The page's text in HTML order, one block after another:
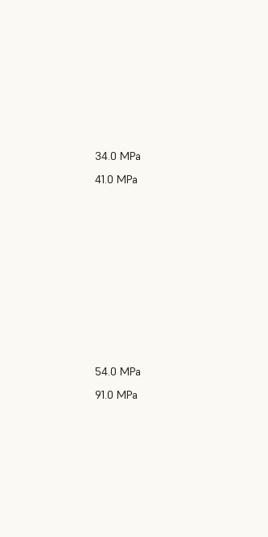
34.0 MPa
41.0 MPa
54.0 MPa
91.0 MPa